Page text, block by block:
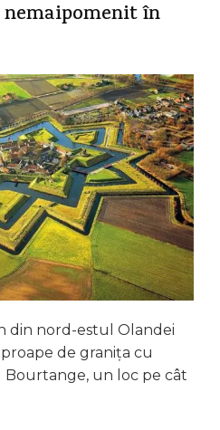
în
din nord-estul Olandei
de granița cu
Bourtange, un loc pe cât